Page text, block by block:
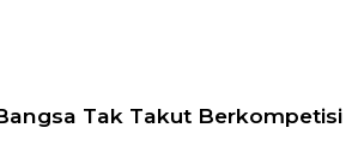
Tak Takut Berkompetisi